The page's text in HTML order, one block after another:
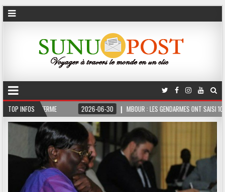
TOP INFOS
FERME 2026-06-30 MBOUR : LES GENDARMES ONT SAISI 10 KG DE